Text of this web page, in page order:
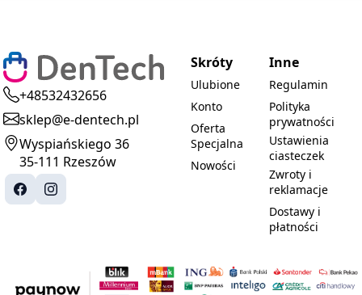
+48532432656
sklep@e-dentech.pl
Wyspiańskiego 36
35-111 Rzeszów
Skróty
Ulubione
Konto
Oferta
Specjalna
Nowości
Inne
Regulamin
Polityka
prywatności
Ustawienia
ciasteczek
Zwroty i
reklamacje
Dostawy i
płatności